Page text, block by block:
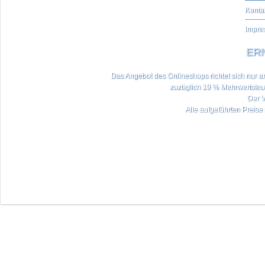
Das Angebot des Onlineshops richtet sich nur
zuzüglich 19 %
Der
Alle aufgeführten